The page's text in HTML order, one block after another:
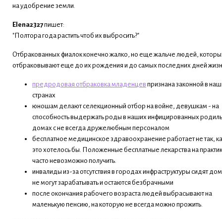
на удобрение земли.
Elena2327пишет:
"Полтора года растить чтоб их выбросить?"
Отбракованных фиалок конечно жалко, но еще жальче людей,
отбраковывают еще до их рождения и до самых последних дней
предродовая отбраковка младенцев признана законной в
странах
юношам делают селекционный отбор на войне, девушкам - на
способность выдержать роды в наших инфицированных
домах с не всегда дружелюбным персоналом
бесплатное медицинское здравоохранение работает не так,
это хотелось бы. Положенные бесплатные лекарства на
часто невозможно получить.
инвалиды из-за отсутствия в городах инфраструктуры сидят
не могут зарабатывать и остаются безбрачными
после окончания рабочего возраста людей выбрасывают на
маленькую пенсию, на которую не всегда можно прожить.